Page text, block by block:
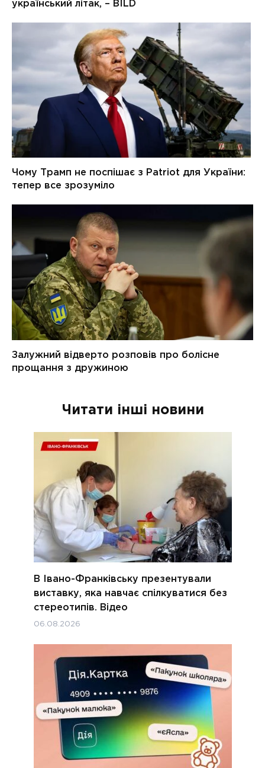
Читати інші новини
В Івано-Франківську презентували
виставку, яка навчає спілкуватися без
стереотипів. Відео
06.08.2026